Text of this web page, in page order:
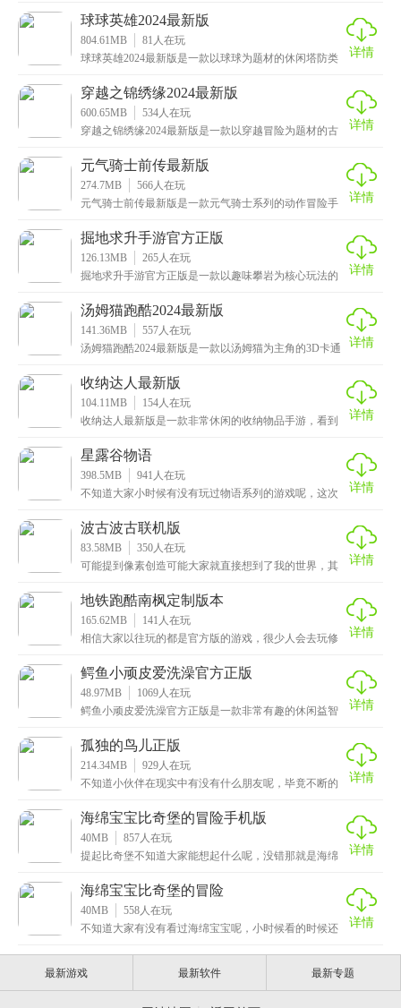
碍物
球球英雄2024最新版
804.61MB 81 人在玩
球球英雄2024最新版是一款以球球为题材的休闲塔防类
详情
穿越之锦绣缘2024最新版
600.65MB 534 人在玩
穿越之锦绣缘2024最新版是一款以穿越冒险为题材的古
详情
元气骑士前传最新版
274.7MB 566 人在玩
元气骑士前传最新版是一款元气骑士系列的动作冒险手
魔力
详情
掘地求升手游官方正版
126.13MB 265 人在玩
掘地求升手游官方正版是一款以趣味攀岩为核心玩法的
坐在
详情
汤姆猫跑酷2024最新版
141.36MB 557 人在玩
汤姆猫跑酷2024最新版是一款以汤姆猫为主角的3D卡通
详情
收纳达人最新版
104.11MB 154 人在玩
收纳达人最新版是一款非常休闲的收纳物品手游，看到
的该
详情
星露谷物语
398.5MB 941 人在玩
不知道大家小时候有没有玩过物语系列的游戏呢，这次
详情
波古波古联机版
83.58MB 350 人在玩
可能提到像素创造可能大家就直接想到了我的世界，其
给大
详情
地铁跑酷南枫定制版本
165.62MB 141 人在玩
相信大家以往玩的都是官方版的游戏，很少人会去玩修
比较
详情
鳄鱼小顽皮爱洗澡官方正版
48.97MB 1069 人在玩
鳄鱼小顽皮爱洗澡官方正版是一款非常有趣的休闲益智
错，
详情
孤独的鸟儿正版
214.34MB 929 人在玩
不知道小伙伴在现实中有没有什么朋友呢，毕竟不断的
没有
详情
海绵宝宝比奇堡的冒险手机版
40MB 857 人在玩
提起比奇堡不知道大家能想起什么呢，没错那就是海绵
奇堡
详情
海绵宝宝比奇堡的冒险
40MB 558 人在玩
不知道大家有没有看过海绵宝宝呢，小时候看的时候还
给小
详情
最新游戏 最新软件 最新专题